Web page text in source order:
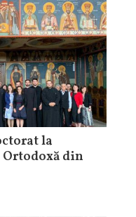
la
Ortodoxă din